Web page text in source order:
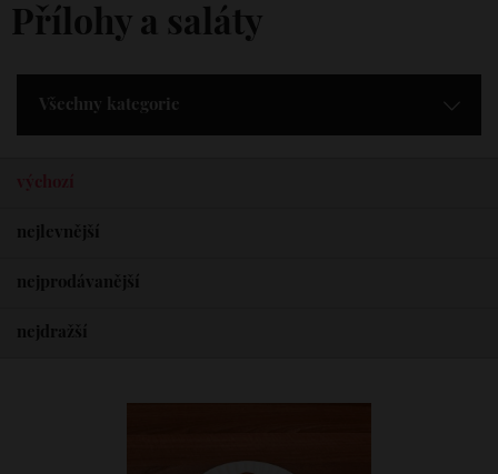
Přílohy a saláty
nejlevnější
nejprodávanější
nejdražší
Všechny kategorie